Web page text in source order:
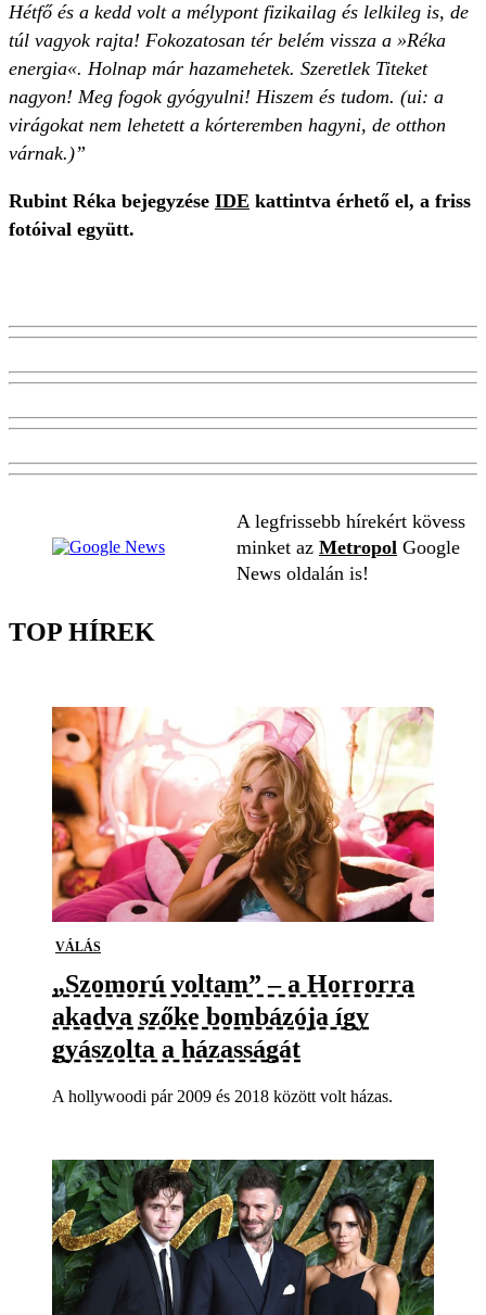
Hétfő és a kedd volt a mélypont fizikailag és lelkileg is, de
túl vagyok rajta! Fokozatosan tér belém vissza a »Réka
energia«. Holnap már hazamehetek. Szeretlek Titeket
nagyon! Meg fogok gyógyulni! Hiszem és tudom. (ui: a
virágokat nem lehetett a kórteremben hagyni, de otthon
várnak.)”
Rubint Réka bejegyzése IDE kattintva érhető el, a friss
fotóival együtt.
A legfrissebb hírekért kövess
minket az Metropol Google
News oldalán is!
TOP HÍREK
VÁLÁS
„Szomorú voltam” – a Horrorra
akadva szőke bombázója így
gyászolta a házasságát
A hollywoodi pár 2009 és 2018 között volt házas.